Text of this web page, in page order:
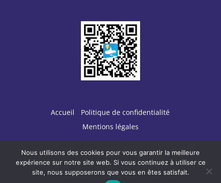
Accueil
Politique de confidentialité
Mentions légales
Conception :TERRE DE PIXELS
Nous utilisons des cookies pour vous garantir la meilleure
expérience sur notre site web. Si vous continuez à utiliser ce
site, nous supposerons que vous en êtes satisfait.